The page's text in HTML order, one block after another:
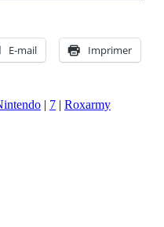
E-mail Imprimer
| 7 | Roxarmy